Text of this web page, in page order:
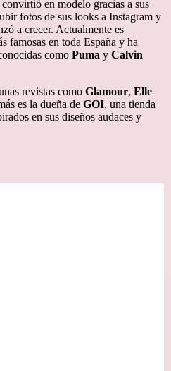
en modelo gracias a sus
fotos de sus looks a Instagram y
a crecer. Actualmente es
famosas en toda España y ha
como Puma y Calvin
revistas como Glamour, Elle
es la dueña de GOI, una tienda
en sus diseños audaces y